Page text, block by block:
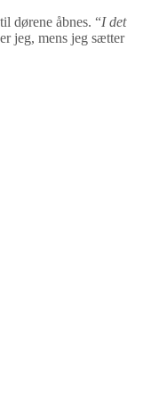
dørene åbnes. “I det
jeg, mens jeg sætter